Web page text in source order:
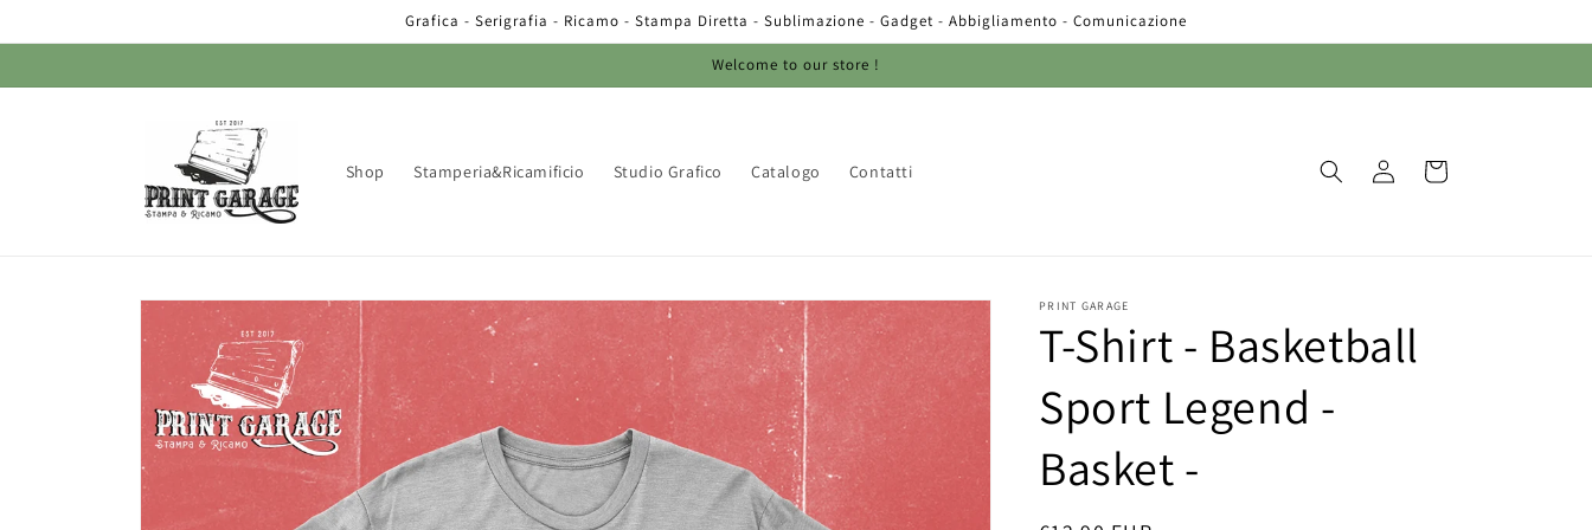
ai contenuti
Grafica - Serigrafia - Ricamo - Stampa Diretta - Sublimazione - Gadget - Abbigliamento - Comunicazione
Welcome to our store !
Shop Stamperia&Ricamificio Studio Grafico Catalogo Contatti Accedi Carrello
Passa alle
informazioni
sul prodotto
PRINT GARAGE
T-Shirt - Basketball
Sport Legend -
Basket -